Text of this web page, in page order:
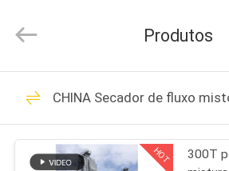
CASA
PRODUTOS
TECHNOLOGY
Rights
Secador de
Arroz
Produtos
CHINA Secador de fluxo
HOT
300T